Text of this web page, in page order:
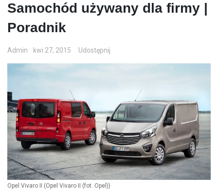
Samochód używany dla firmy |
Poradnik
Admin kwi 27, 2015 Udostępnij
Opel Vivaro II (Opel Vivaro II (fot. Opel))